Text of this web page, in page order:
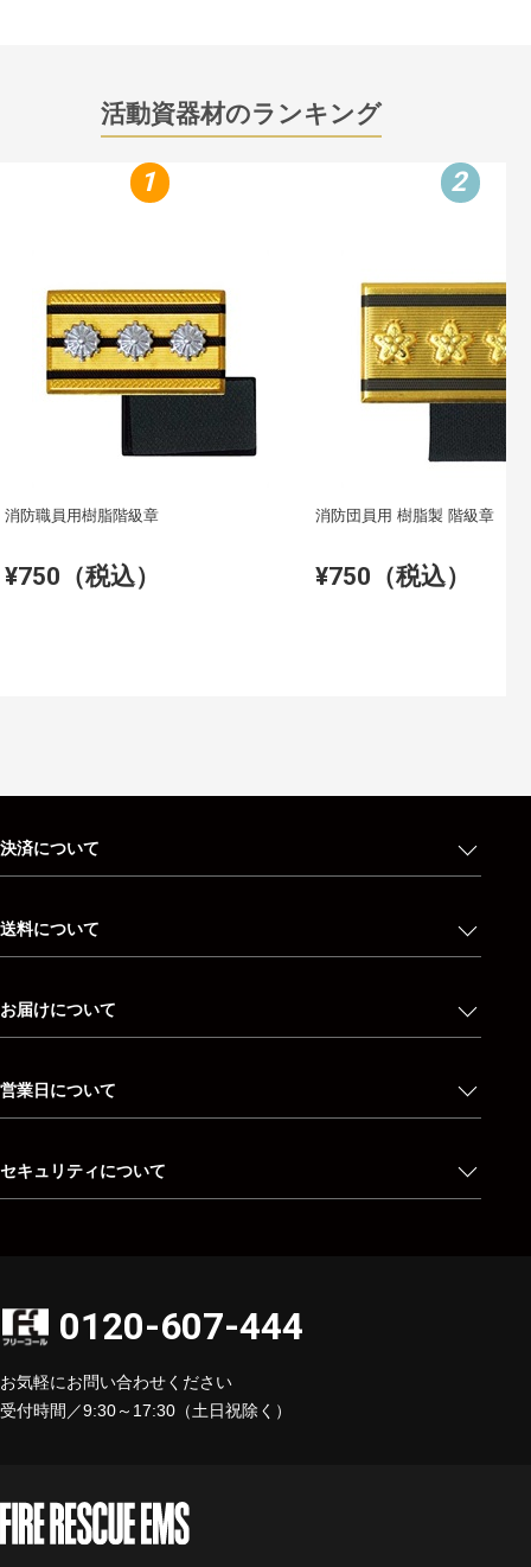
活動資器材のランキング
1
消防職員用樹脂階級章
¥750（税込）
2
消防団員用 樹脂製 階級章
¥750（税込）
決済について
送料について
お届けについて
営業日について
セキュリティについて
0120-607-444
お気軽にお問い合わせください
受付時間／9:30～17:30（土日祝除く）